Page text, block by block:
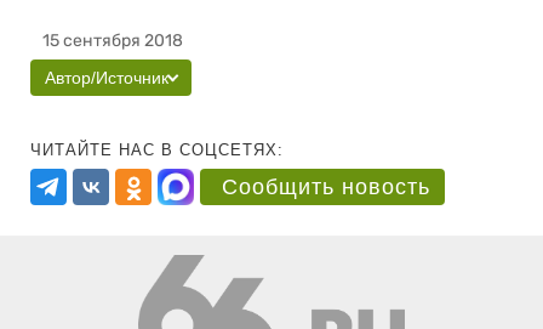
15 сентября 2018
Автор/Источник
ЧИТАЙТЕ НАС В СОЦСЕТЯХ:
Сообщить новость